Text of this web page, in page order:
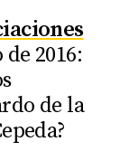
2016:
de la